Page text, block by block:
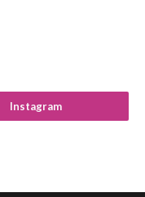
Instagram